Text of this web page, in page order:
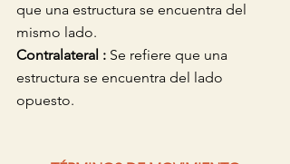
que una estructura se encuentra del
mismo lado.
Contralateral : Se refiere que una
estructura se encuentra del lado
opuesto.